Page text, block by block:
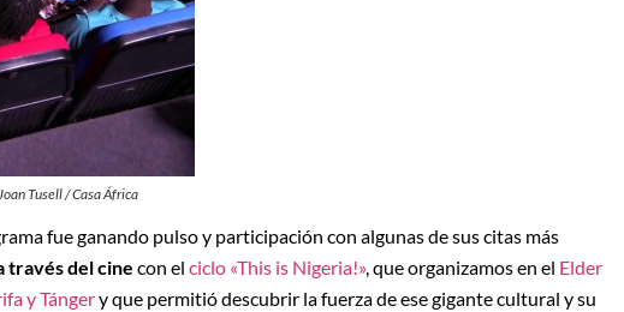
Tusell / Casa África
fue ganando pulso y participación con algunas de sus citas más
través del cine con el ciclo «This is Nigeria!», que organizamos en el Elder
y Tángery que permitió descubrir la fuerza de ese gigante cultural y su